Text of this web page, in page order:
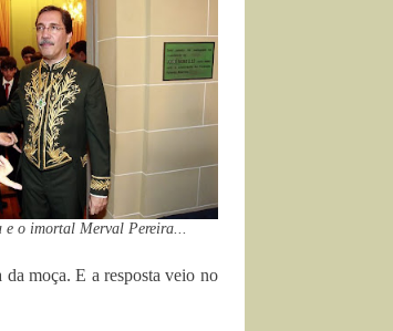
o imortal Merval Pereira...
da moça. E a resposta veio no